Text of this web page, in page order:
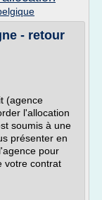
- retour
(agence
l'allocation
soumis à une
présenter en
pour
votre contrat